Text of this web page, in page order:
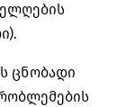
ცნობადი